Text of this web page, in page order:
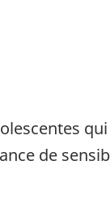
de